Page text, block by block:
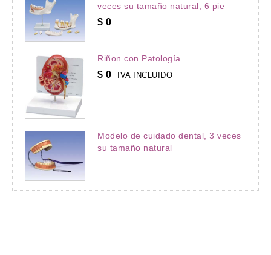
veces su tamaño natural, 6 pie
$ 0
Riñon con Patología
$ 0 IVA INCLUIDO
Modelo de cuidado dental, 3 veces
su tamaño natural